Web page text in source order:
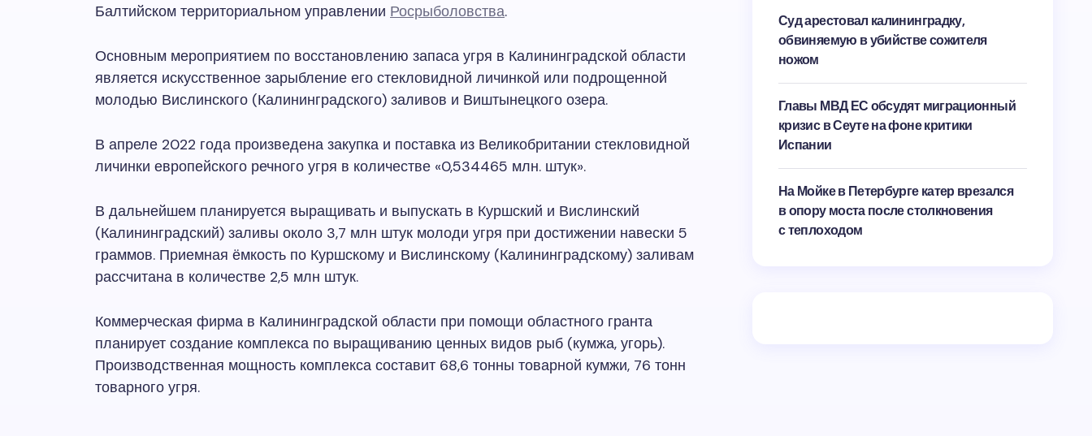
Балтийском территориальном управлении Росрыболовства.
Основным мероприятием по восстановлению запаса угря в Калининградской области
является искусственное зарыбление его стекловидной личинкой или подрощенной
молодью Вислинского (Калининградского) заливов и Виштынецкого озера.
В апреле 2022 года произведена закупка и поставка из Великобритании стекловидной
личинки европейского речного угря в количестве «0,534465 млн. штук».
В дальнейшем планируется выращивать и выпускать в Куршский и Вислинский
(Калининградский) заливы около 3,7 млн штук молоди угря при достижении навески 5
граммов. Приемная ёмкость по Куршскому и Вислинскому (Калининградскому) заливам
рассчитана в количестве 2,5 млн штук.
Коммерческая фирма в Калининградской области при помощи областного гранта
планирует создание комплекса по выращиванию ценных видов рыб (кумжа, угорь).
Производственная мощность комплекса составит 68,6 тонны товарной кумжи, 76 тонн
товарного угря.
Суд арестовал калининградку,
обвиняемую в убийстве сожителя
ножом
Главы МВД ЕС обсудят миграционный
кризис в Сеуте на фоне критики
Испании
На Мойке в Петербурге катер врезался
в опору моста после столкновения
с теплоходом